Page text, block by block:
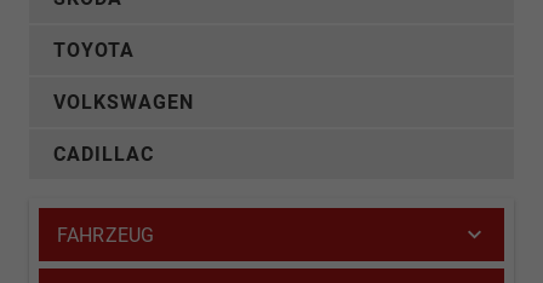
TOYOTA
VOLKSWAGEN
CADILLAC
FAHRZEUG